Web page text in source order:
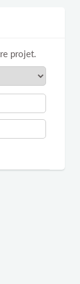
projet.